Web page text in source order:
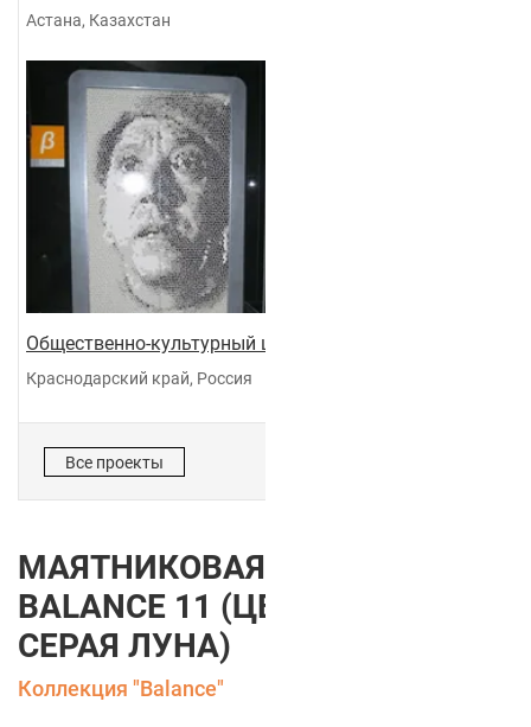
Астана, Казахстан
Общественно-культурный центр "Галактика"
Краснодарский край, Россия
Все проекты
МАЯТНИКОВАЯ ДВЕРЬ
BALANCE 11 (ЦВЕТ ПОЛОТНА
СЕРАЯ ЛУНА)
Коллекция "Balance"